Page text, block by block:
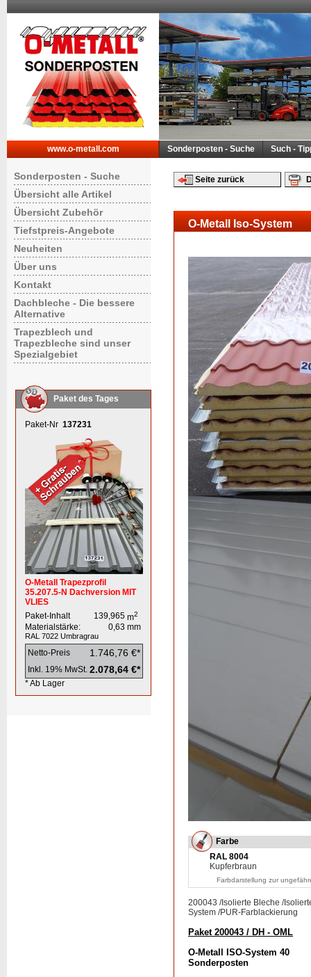
www.o-metall.com Sonderposten - Suche Such -
Sonderposten - Suche
Übersicht alle Artikel
Übersicht Zubehör
Tiefstpreis-Angebote
Neuheiten
Über uns
Kontakt
Dachbleche - Die bessere
Alternative
Trapezblech und
Trapezbleche sind unser
Spezialgebiet
Paket des Tages
Paket-Nr 137231
O-Metall Trapezprofil
35.207.5-N Dachversion MIT
VLIES
Paket-Inhalt
139,965 m2
Materialstärke: 0,63 mm
RAL 7022 Umbragrau
Netto-Preis 1.746,76 €*
Inkl. 19% MwSt. 2.078,64 €*
* Ab Lager
Seite zurück
O-Metall Iso-System
Farbe
RAL 8004
Kupferbraun
Farbdarstellung zur
200043 /Isolierte Bleche /
System /PUR-Farblackierung
Paket 200043 / DH - OML
O-Metall ISO-System 40
Sonderposten